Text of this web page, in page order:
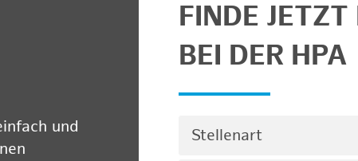
und
FINDE
BEI DER HPA
Stellenart